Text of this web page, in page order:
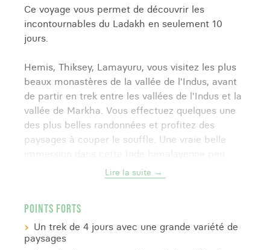
Ce voyage vous permet de découvrir les
incontournables du Ladakh en seulement 10
jours.
Hemis, Thiksey, Lamayuru, vous visitez les plus
beaux monastères de la vallée de l'Indus, avant
de partir en trek entre les vallées de l'Indus et la
vallée de Markha. Vous effectuez quelques une
des plus belles randonnées et profitez des
paysages à couper le souffle. Une vraie belle
fréquentée, de monastère en monastère.
méconnue.
Lire la suite
POINTS FORTS
Un trek de 4 jours avec une grande variété de
paysages